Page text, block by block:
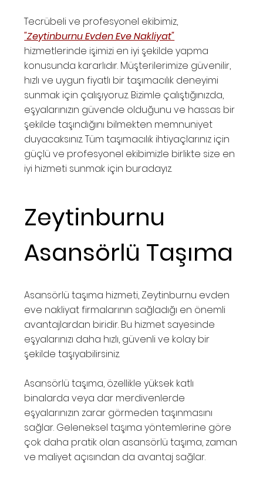
Tecrübeli ve profesyonel ekibimiz,
"Zeytinburnu Evden Eve Nakliyat"
hizmetlerinde işimizi en iyi şekilde yapma
konusunda kararlıdır. Müşterilerimize güvenilir,
hızlı ve uygun fiyatlı bir taşımacılık deneyimi
sunmak için çalışıyoruz. Bizimle çalıştığınızda,
eşyalarınızın güvende olduğunu ve hassas bir
şekilde taşındığını bilmekten memnuniyet
duyacaksınız. Tüm taşımacılık ihtiyaçlarınız için
güçlü ve profesyonel ekibimizle birlikte size en
iyi hizmeti sunmak için buradayız.
Zeytinburnu
Asansörlü Taşıma
Asansörlü taşıma hizmeti, Zeytinburnu evden
eve nakliyat firmalarının sağladığı en önemli
avantajlardan biridir. Bu hizmet sayesinde
eşyalarınızı daha hızlı, güvenli ve kolay bir
şekilde taşıyabilirsiniz.
Asansörlü taşıma, özellikle yüksek katlı
binalarda veya dar merdivenlerde
eşyalarınızın zarar görmeden taşınmasını
sağlar. Geleneksel taşıma yöntemlerine göre
çok daha pratik olan asansörlü taşıma, zaman
ve maliyet açısından da avantaj sağlar.